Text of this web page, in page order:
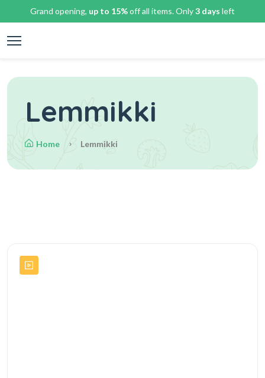
Grand opening, up to 15%off all items. Only3 days left
Lemmikki
Home Lemmikki